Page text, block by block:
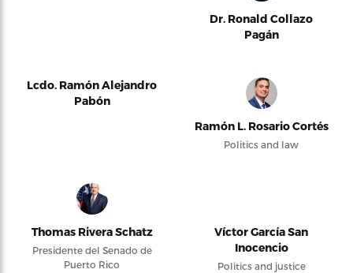
Dr. Ronald Collazo
Pagán
Lcdo. Ramón Alejandro
Pabón
Ramón L. Rosario Cortés
Politics and law
Thomas Rivera Schatz
Presidente del Senado de
Puerto Rico
Víctor García San
Inocencio
Politics and justice